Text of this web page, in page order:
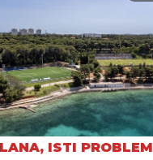
ISTI PROBLEM